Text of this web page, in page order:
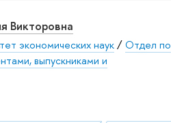
Викторовна
экономических наук/Отдел по
выпускниками и